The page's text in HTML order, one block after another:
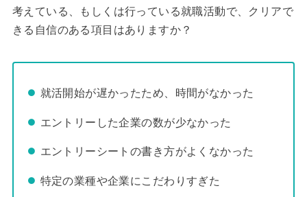
考えている、もしくは行っている就職活動で、クリアで
きる自信のある項目はありますか？
就活開始が遅かったため、時間がなかった
エントリーした企業の数が少なかった
エントリーシートの書き方がよくなかった
特定の業種や企業にこだわりすぎた